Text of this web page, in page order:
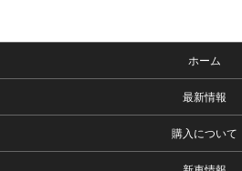
ホーム
最新情報
購入について